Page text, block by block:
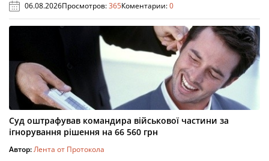
06.08.2026Просмотров:365Коментарии:0
Суд оштрафував командира військової частини за
ігнорування рішення на 66 560 грн
Автор:Лента от Протокола